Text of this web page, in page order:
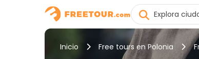
Inicio Free tours en Polonia